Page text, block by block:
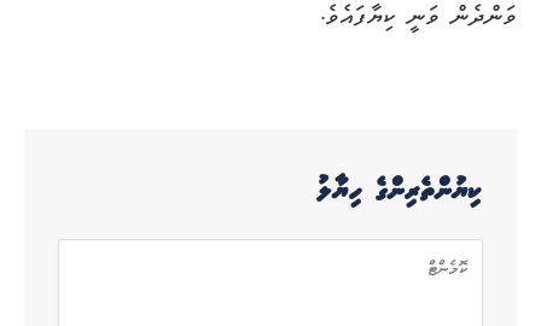
ވަންދެން ވަނީ ކިޔާފައެވެ.
ކިޔުންތެރިންގެ ހިޔާލު